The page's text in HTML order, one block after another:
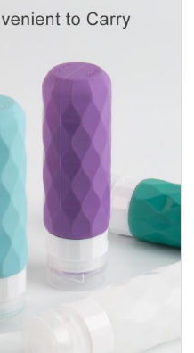
Ταξιδιού